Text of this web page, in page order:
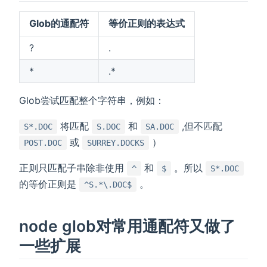
Glob的通配符 等价正则的表达式
?
.
*
.*
Glob尝试匹配整个字符串，例如：
S*.DOC 将匹配 S.DOC 和 SA.DOC ,但不匹配
POST.DOC 或 SURREY.DOCKS ）
正则只匹配子串除非使用 ^ 和 $ 。所以 S*.DOC
的等价正则是 ^S.*\.DOC$ 。
node glob对常用通配符又做了
一些扩展